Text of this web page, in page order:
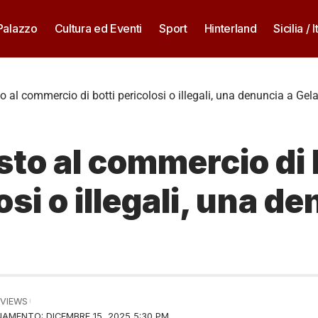
Cultura ed Eventi Sport Hinterland Sicilia /
al commercio di botti pericolosi o illegali, una denuncia a Gela
al commercio di
o illegali, una